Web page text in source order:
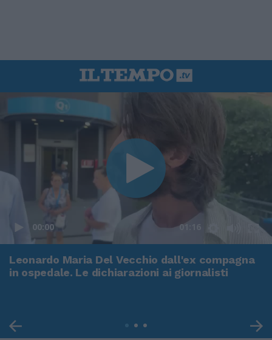
00:00 01:16
Leonardo Maria Del Vecchio dall'ex compagna
in ospedale. Le dichiarazioni ai giornalisti